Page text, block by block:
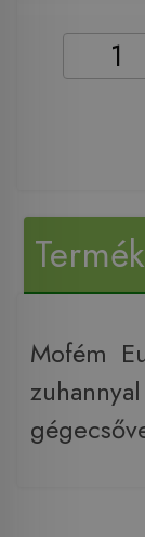
Mofém